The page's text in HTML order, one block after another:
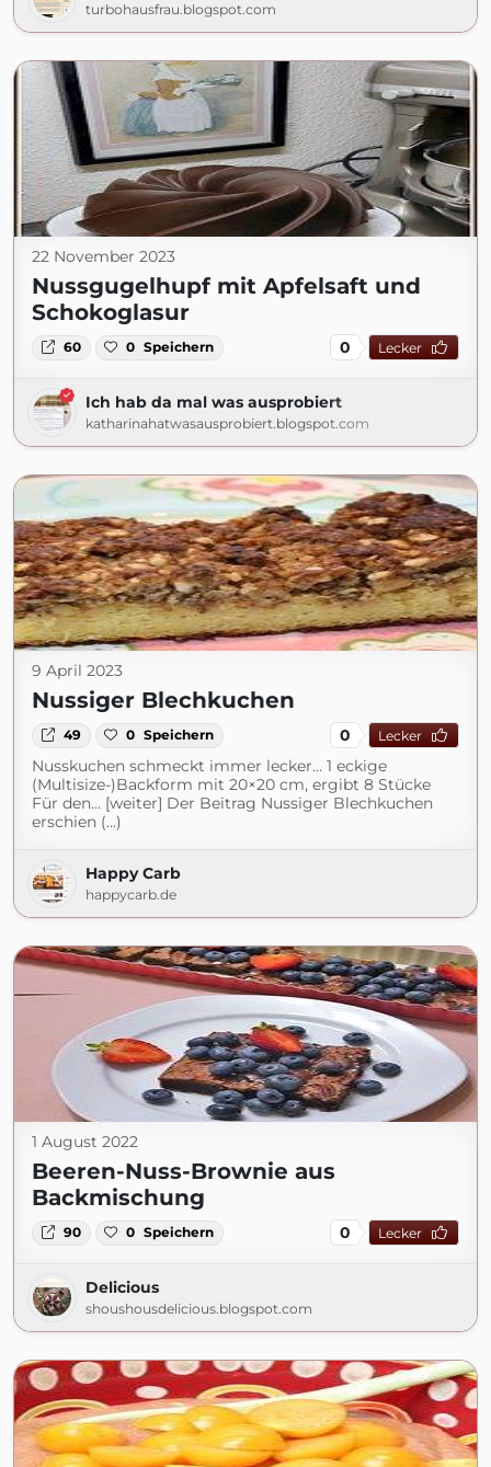
turbohausfrau.blogspot.com
22 November 2023
Nussgugelhupf mit Apfelsaft und
Schokoglasur
60 0 Speichern 0 Lecker
Ich hab da mal was ausprobiert
katharinahatwasausprobiert.blogspot.com
9 April 2023
Nussiger Blechkuchen
49 0 Speichern 0 Lecker
Nusskuchen schmeckt immer lecker… 1 eckige
(Multisize-)Backform mit 20×20 cm, ergibt 8 Stücke
Für den... [weiter] Der Beitrag Nussiger Blechkuchen
erschien (...)
Happy Carb
happycarb.de
1 August 2022
Beeren-Nuss-Brownie aus
Backmischung
90 0 Speichern 0 Lecker
Delicious
shoushousdelicious.blogspot.com